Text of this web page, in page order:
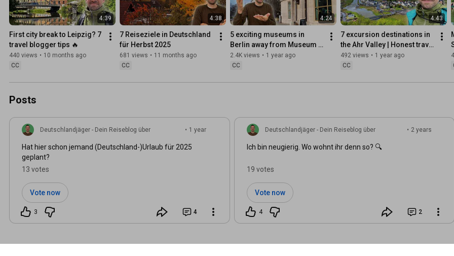
4:39
First city break to Leipzig? 7
travel blogger tips 🔥
440 views • 10 months ago
CC
4:38
7 Reiseziele in Deutschland
für Herbst 2025
681 views • 11 months ago
CC
4:24
5 exciting museums in
Berlin away from Museum
Island
2.4K views • 1 year ago
CC
4:43
7 excursion destinations in
the Ahr Valley | Honest travel
blogger tips
492 views • 1 year ago
CC
Posts
Deutschlandjäger - Dein Reiseblog über
• 1 year
Hat hier schon jemand (Deutschland-)Urlaub für 2025
geplant?
13 votes
Vote now
3 4
Deutschlandjäger - Dein Reiseblog über
• 2 years
Ich bin neugierig. Wo wohnt ihr denn so? 🔍
19 votes
Vote now
4 2